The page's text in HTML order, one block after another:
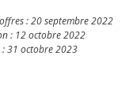
: 20 septembre 2022
: 12 octobre 2022
: 31 octobre 2023